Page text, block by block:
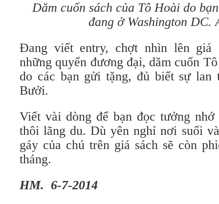
Dăm cuốn sách của Tô Hoài do
đang ở Washington DC.
Đang viết entry, chợt nhìn lên giá
những quyển đương đại, dăm cuốn
do các bạn gửi tặng, đủ biết sự lan
Bưởi.
Viết vài dòng để bạn đọc tưởng
thôi lãng du. Dù yên nghỉ nơi suối
gáy của chú trên giá sách sẽ còn
tháng.
HM. 6-7-2014